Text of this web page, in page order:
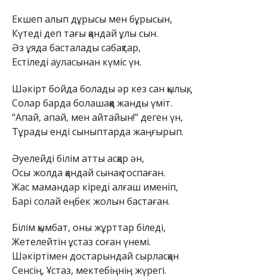
Екшеп алып дұрысы мен бұрысын,
Күтеді деп тағы қандай ұлы сын.
Әз ұяда басталады сабақтар,
Естіледі ауласынан күміс үн.
Шәкірт бойда болады әр кез сан қылық,
Солар барда болашаққа жанды үміт.
“Апай, апай, мен айтайын!” деген үн,
Тұрады енді сыныптарда жаңғырып.
Әуелейді білім атты асқар ән,
Осы жолда қандай сынақ тоспаған.
Жас мамандар кіреді алғаш именіп,
Барі солай еңбек жолын бастаған.
Білім қымбат, оны жұрттар біледі,
Жетелейтін ұстаз соған үнемі.
Шәкіртімен достарындай сырласқан
Сенсің, Ұстаз, мектебіңнің жүрегі.